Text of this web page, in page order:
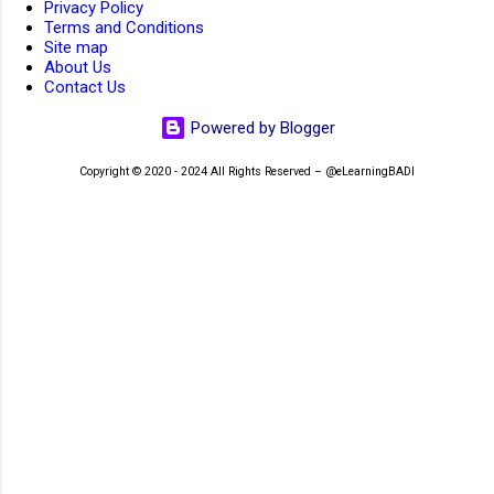
Privacy Policy
Terms and Conditions
Site map
About Us
Contact Us
Powered by Blogger
Copyright © 2020 - 2024 All Rights Reserved – @eLearningBADI